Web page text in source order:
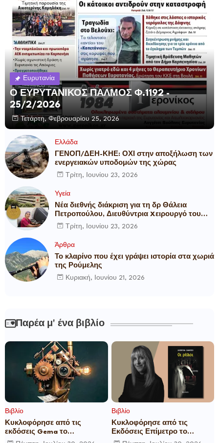
Ευρυτανία
Ο ΕΥΡΥΤΑΝΙΚΟΣ ΠΑΛΜΟΣ Φ.1192 -
25/2/2026
Τετάρτη, Φεβρουαρίου 25, 2026
Ελλάδα
ΓΕΝΟΠ/ΔΕΗ-ΚΗΕ: ΟΧΙ στην αποξήλωση των
ενεργειακών υποδομών της χώρας
Τρίτη, Ιουνίου 23, 2026
Υγεία
Νέα διεθνής διάκριση για τη δρ Θάλεια
Πετροπούλου, Διευθύντρια Xειρουργό του
Metropolitan General
Τρίτη, Ιουνίου 23, 2026
Άρθρα
Το κλαρίνο που έχει γράψει ιστορία στα χωριά
της Ρούμελης
Κυριακή, Ιουνίου 21, 2026
Παρέα μ' ένα βιβλίο
Βιβλίο
Κυκλοφόρησε από τις
εκδόσεις Gema το
μυθιστόρημα του γνωστού
Βιβλίο
Κυκλοφόρησε από τις
Εκδόσεις Επίμετρο το
αστυνομικό μυθιστόρημα της